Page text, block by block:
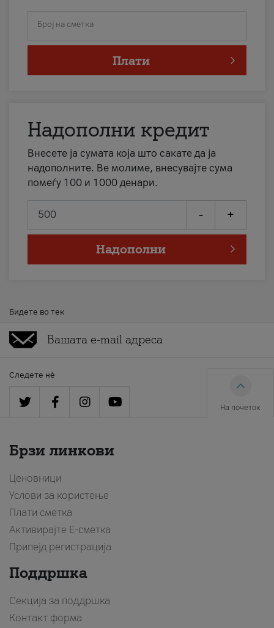
Број на сметка
Плати
Надополни кредит
Внесете ја сумата која што сакате да ја
надополните. Ве молиме, внесувајте сума
помеѓу 100 и 1000 денари.
- +
Надополни
Бидете во тек
Следете нè
На почеток
Брзи линкови
Ценовници
Услови за користење
Плати сметка
Активирајте Е-сметка
Припејд регистрација
Поддршка
Секција за поддршка
Контакт форма